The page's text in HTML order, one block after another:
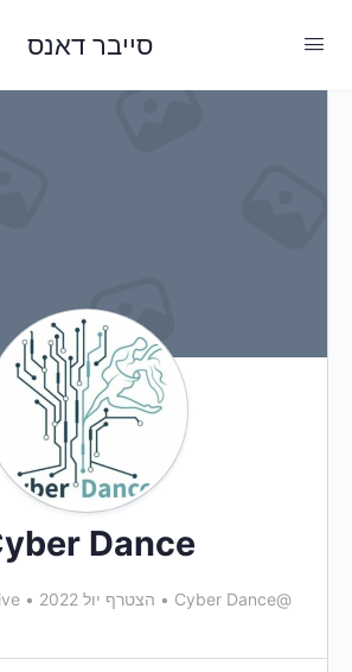
סייבר דאנס
Dance
@Cyber Dance
• הצטרף יול 2022 • Active לפני 4 שנים